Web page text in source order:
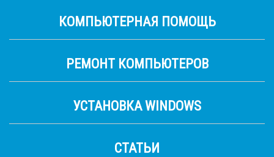
КОМПЬЮТЕРНАЯ ПОМОЩЬ
РЕМОНТ КОМПЬЮТЕРОВ
УСТАНОВКА WINDOWS
СТАТЬИ